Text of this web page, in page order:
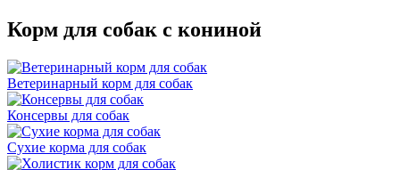
Корм для собак с кониной
Ветеринарный корм для собак
Консервы для собак
Сухие корма для собак